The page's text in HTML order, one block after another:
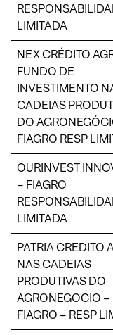
LIMITADA
NEX CRÉDITO
FUNDO DE
INVESTIMENTO
CADEIAS
DO
FIAGRO RESP
OURINVEST
– FIAGRO
LIMITADA
PATRIA CREDITO
NAS CADEIAS
PRODUTIVAS DO
AGRONEGOCIO –
FIAGRO – RESP